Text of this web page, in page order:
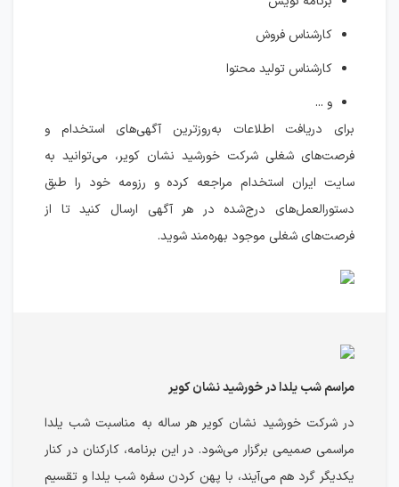
کارشناس فروش
کارشناس تولید محتوا
و ...
برای دریافت اطلاعات به‌روزترین آگهی‌های استخدام و
فرصت‌های شغلی شرکت خورشید نشان کویر، می‌توانید به
سایت ایران استخدام مراجعه کرده و رزومه خود را طبق
دستورالعمل‌های درج‌شده در هر آگهی ارسال کنید تا از
فرصت‌های شغلی موجود بهره‌مند شوید.
مراسم شب یلدا در خورشید نشان کویر
در شرکت خورشید نشان کویر هر ساله به مناسبت شب یلدا
مراسمی صمیمی برگزار می‌شود. در این برنامه، کارکنان در کنار
یکدیگر گرد هم می‌آیند، با پهن کردن سفره شب یلدا و تقسیم